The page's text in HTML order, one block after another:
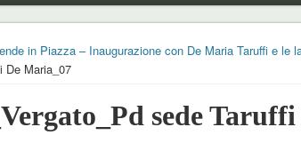
in Piazza – Inaugurazione con De Maria Taruffi e le
De Maria_07
sede Taruffi